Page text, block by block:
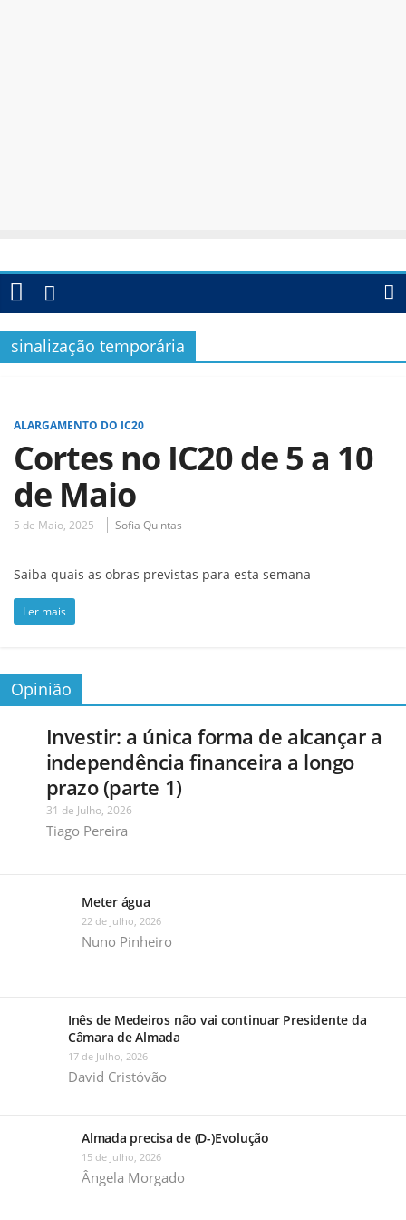
sinalização temporária
ALARGAMENTO DO IC20
Cortes no IC20 de 5 a 10
de Maio
5 de Maio, 2025 Sofia Quintas
Saiba quais as obras previstas para esta semana
Ler mais
Opinião
Investir: a única forma de alcançar a
independência financeira a longo
prazo (parte 1)
31 de Julho, 2026
Tiago Pereira
Meter água
22 de Julho, 2026
Nuno Pinheiro
Inês de Medeiros não vai continuar Presidente da
Câmara de Almada
17 de Julho, 2026
David Cristóvão
Almada precisa de (D-)Evolução
15 de Julho, 2026
Ângela Morgado